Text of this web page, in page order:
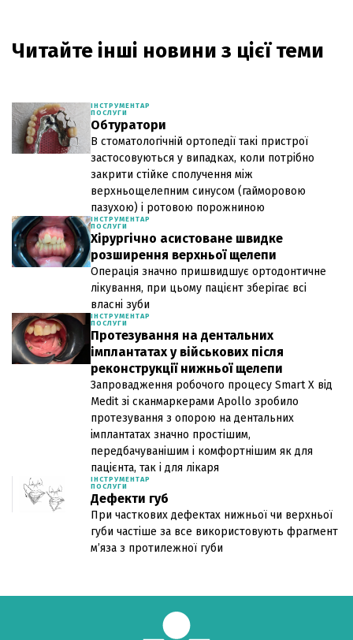
Читайте інші новини з цієї теми
ІНСТРУМЕНТАР
ПОСЛУГИ
Обтуратори
В стоматологічній ортопедії такі пристрої
застосовуються у випадках, коли потрібно
закрити стійке сполучення між
верхньощелепним синусом (гайморовою
пазухою) і ротовою порожниною
ІНСТРУМЕНТАР
ПОСЛУГИ
Хірургічно асистоване швидке
розширення верхньої щелепи
Операція значно пришвидшує ортодонтичне
лікування, при цьому пацієнт зберігає всі
власні зуби
ІНСТРУМЕНТАР
ПОСЛУГИ
Протезування на дентальних
імплантатах у військових після
реконструкції нижньої щелепи
Запровадження робочого процесу Smart X від
Medit зі сканмаркерами Apollo зробило
протезування з опорою на дентальних
імплантатах значно простішим,
передбачуванішим і комфортнішим як для
пацієнта, так і для лікаря
ІНСТРУМЕНТАР
ПОСЛУГИ
Дефекти губ
При часткових дефектах нижньої чи верхньої
губи частіше за все використовують фрагмент
м’яза з протилежної губи